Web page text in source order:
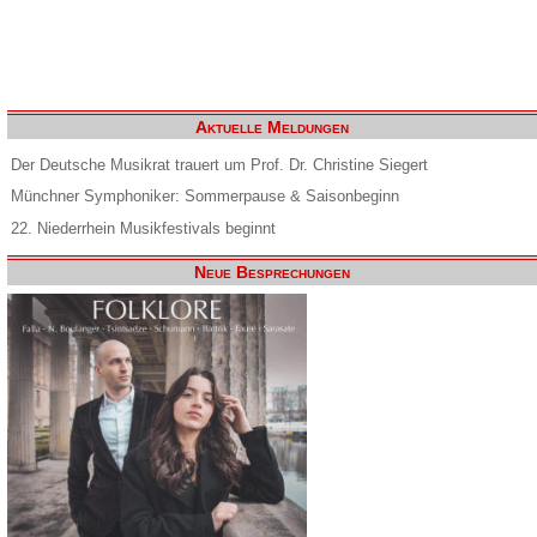
Aktuelle Meldungen
Der Deutsche Musikrat trauert um Prof. Dr. Christine Siegert
Münchner Symphoniker: Sommerpause & Saisonbeginn
22. Niederrhein Musikfestivals beginnt
Neue Besprechungen